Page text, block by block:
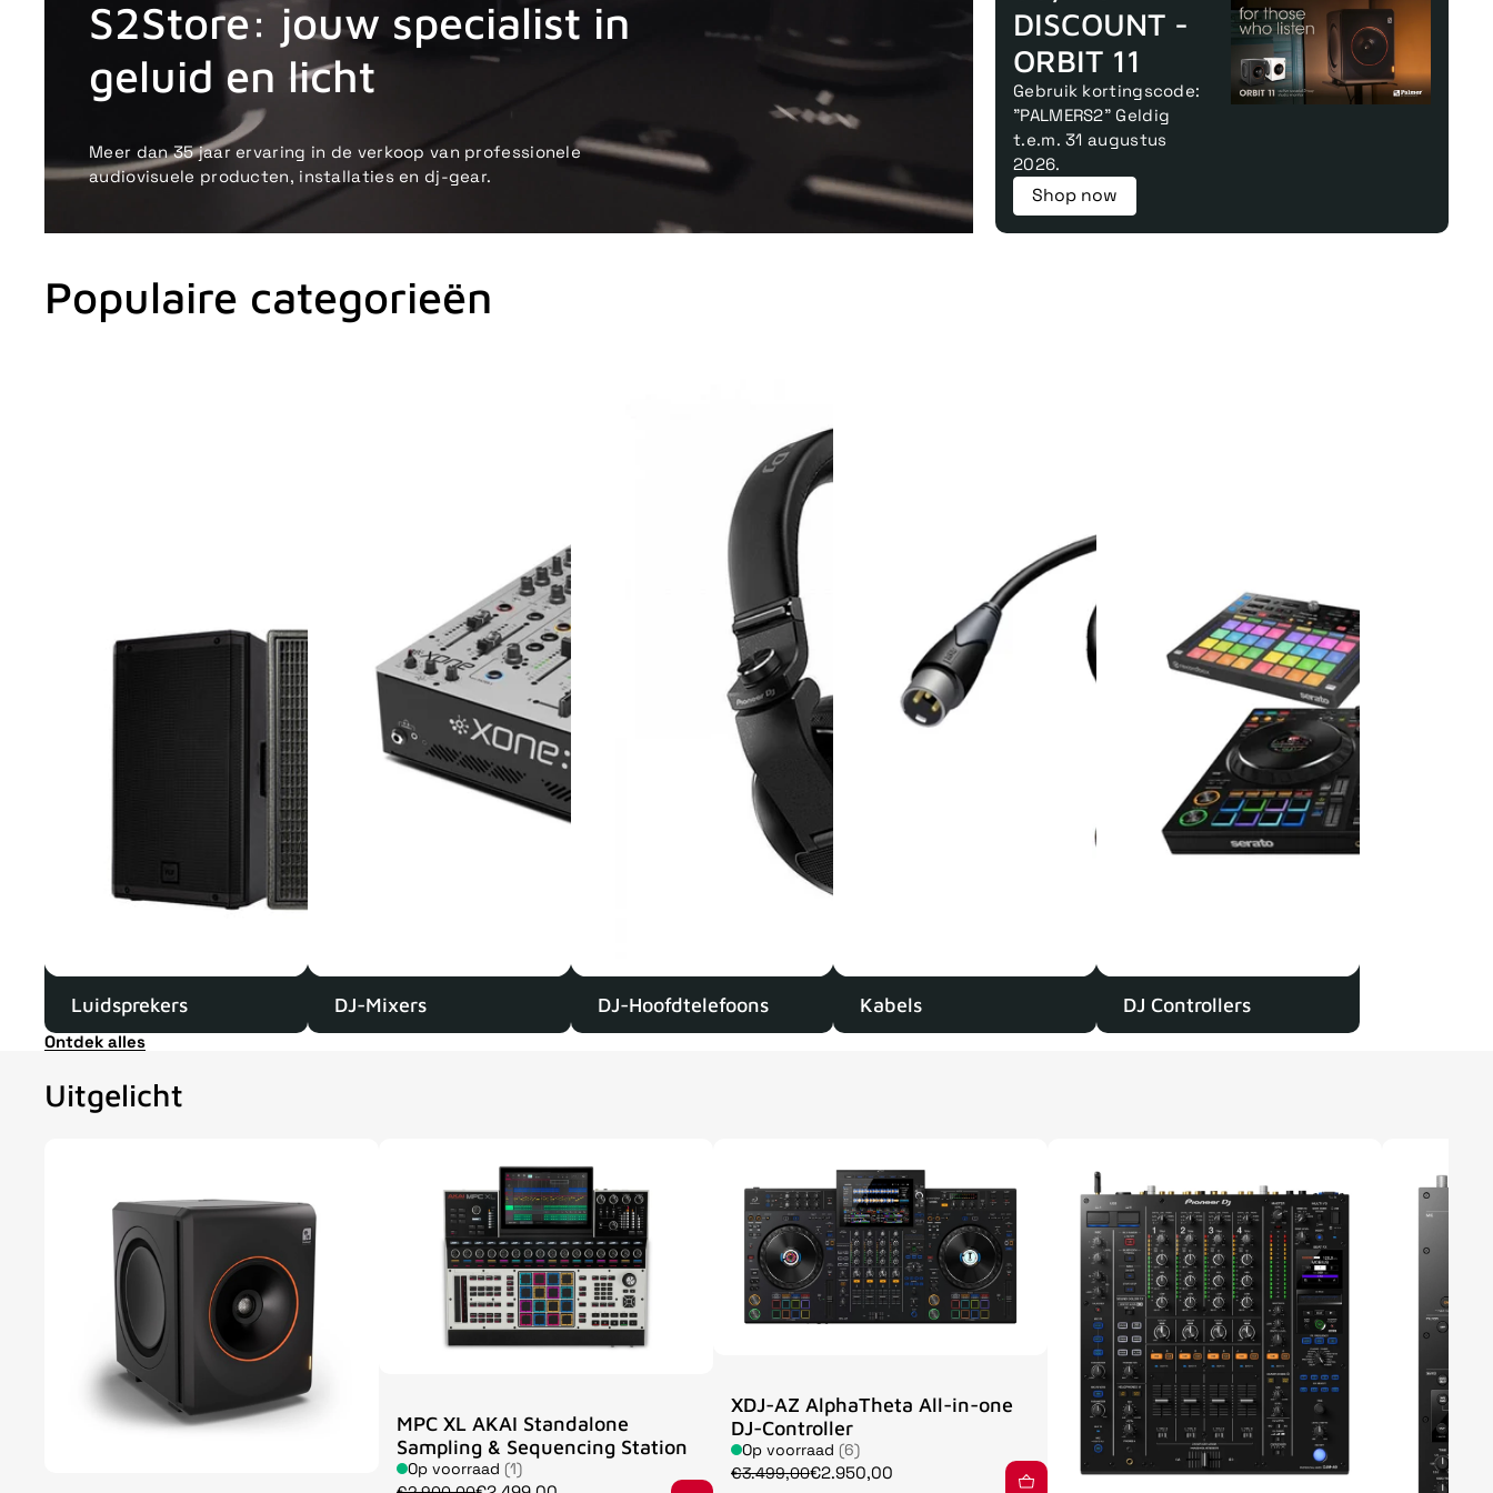
S2Store: jouw specialist in
geluid en licht
Meer dan 35 jaar ervaring in de verkoop van professionele
audiovisuele producten, installaties en dj-gear.
DISCOUNT -
ORBIT 11
Gebruik kortingscode:
"PALMERS2" Geldig
t.e.m. 31 augustus
2026.
Shop now
Populaire categorieën
Luidsprekers DJ-Mixers DJ-Hoofdtelefoons Kabels DJ Controllers
Ontdek alles
Uitgelicht
MPC XL AKAI Standalone
Sampling & Sequencing Station
Op voorraad (1)
XDJ-AZ AlphaTheta All-in-one
DJ-Controller
Op voorraad (6)
€3.499,00€2.950,00